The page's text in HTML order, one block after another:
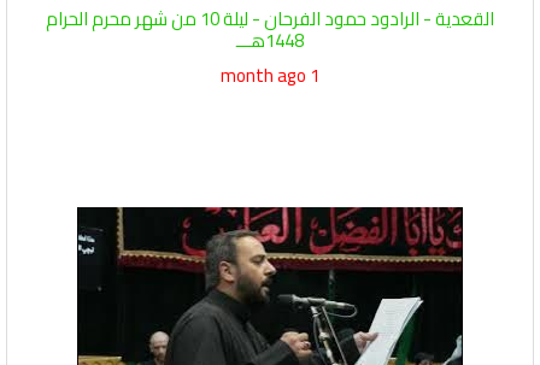
القعدية - الرادود حمود الفرحان - ليلة 10 من شهر محرم الحرام
1448هـــ
1 month ago